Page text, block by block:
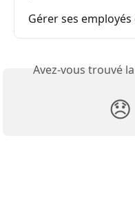
Gérer ses
Avez-vous trouvé
😞